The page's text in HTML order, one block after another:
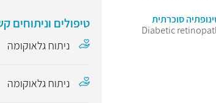
סוכרתית
Diabetic
טיפולים וניתוחים
ניתוח גלאוקומה
ניתוח גלאוקומה